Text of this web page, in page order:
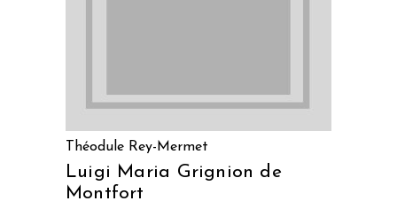
Théodule Rey-Mermet
Luigi Maria Grignion de
Montfort